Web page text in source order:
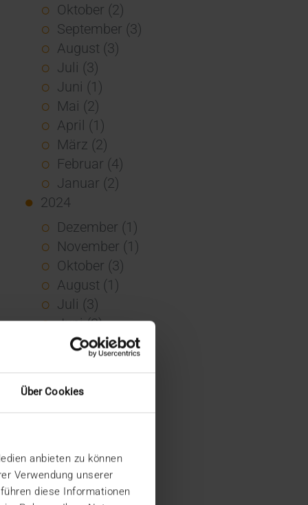
Über Cookies
anbieten zu können
Verwendung unserer
diese Informationen
Oktober (2)
September (3)
August (3)
Juli (3)
Juni (1)
Mai (2)
April (1)
März (2)
Februar (4)
Januar (2)
2024
Dezember (1)
November (1)
Oktober (3)
August (1)
Juli (3)
Juni (3)
Mai (7)
April (4)
Februar (3)
Dezember (5)
November (6)